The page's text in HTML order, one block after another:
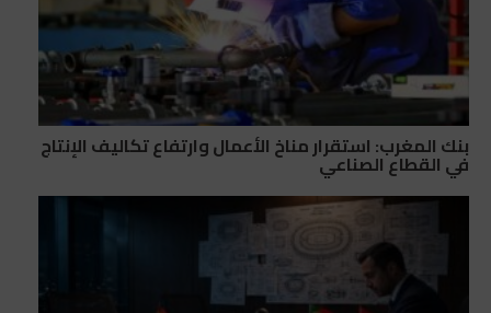
بنك المغرب: استقرار مناخ الأعمال وارتفاع تكاليف الإنتاج
في القطاع الصناعي